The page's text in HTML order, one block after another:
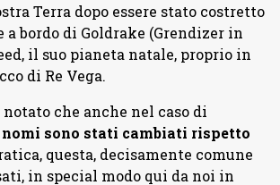
Terra dopo essere stato costretto
a bordo di Goldrake (Grendizer in
il suo pianeta natale, proprio in
di Re Vega.
che anche nel caso di
sono stati cambiati rispetto
questa, decisamente comune
in special modo qui da noi in